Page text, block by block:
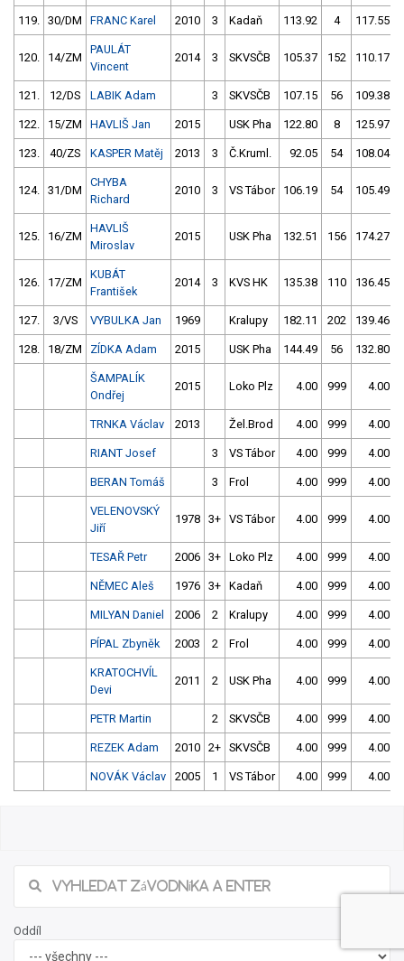
119. 30/DM FRANC Karel 2010 3 Kadaň 113.92 4 117.55
120. 14/ZM
PAULÁT
Vincent
2014 3 SKVSČB 105.37 152 110.17
121. 12/DS LABIK Adam 3 SKVSČB 107.15 56 109.38
122. 15/ZM HAVLIŠ Jan 2015 USK Pha 122.80 8 125.97
123. 40/ZS KASPER Matěj 2013 3 Č.Kruml. 92.05 54 108.04
124. 31/DM
CHYBA
Richard
2010 3 VS Tábor 106.19 54 105.49
125. 16/ZM
HAVLIŠ
Miroslav
2015 USK Pha 132.51 156 174.27
126. 17/ZM
KUBÁT
František
2014 3 KVS HK 135.38 110 136.45
127. 3/VS VYBULKA Jan 1969 Kralupy 182.11 202 139.46
128. 18/ZM ZÍDKA Adam 2015 USK Pha 144.49 56 132.80
ŠAMPALÍK
Ondřej
2015 Loko Plz 4.00 999 4.00
TRNKA Václav 2013 Žel.Brod 4.00 999 4.00
RIANT Josef 3 VS Tábor 4.00 999 4.00
BERAN Tomáš 3 Frol 4.00 999 4.00
VELENOVSKÝ
Jiří
1978 3+ VS Tábor 4.00 999 4.00
TESAŘ Petr 2006 3+ Loko Plz 4.00 999 4.00
NĚMEC Aleš 1976 3+ Kadaň 4.00 999 4.00
MILYAN Daniel 2006 2 Kralupy 4.00 999 4.00
PÍPAL Zbyněk 2003 2 Frol 4.00 999 4.00
KRATOCHVÍL
Devi
2011 2 USK Pha 4.00 999 4.00
PETR Martin 2 SKVSČB 4.00 999 4.00
REZEK Adam 2010 2+ SKVSČB 4.00 999 4.00
NOVÁK Václav 2005 1 VS Tábor 4.00 999 4.00
sobota
Našli jste chybu ve výsledcích? Popište ji, zkusíme jí napravit.
Popis chyby (max. 255 znaků):